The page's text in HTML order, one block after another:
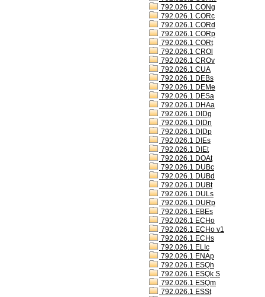
792.026.1 CONg
792.026.1 CORc
792.026.1 CORd
792.026.1 CORp
792.026.1 CORt
792.026.1 CROl
792.026.1 CROv
792.026.1 CUA
792.026.1 DEBs
792.026.1 DEMe
792.026.1 DESa
792.026.1 DHAa
792.026.1 DIDg
792.026.1 DIDn
792.026.1 DIDp
792.026.1 DIEs
792.026.1 DIEt
792.026.1 DOAt
792.026.1 DUBc
792.026.1 DUBd
792.026.1 DUBt
792.026.1 DULs
792.026.1 DURp
792.026.1 EBEs
792.026.1 ECHo
792.026.1 ECHo v1
792.026.1 ECHs
792.026.1 ELIc
792.026.1 ENAp
792.026.1 ESQh
792.026.1 ESQk S
792.026.1 ESQm
792.026.1 ESSt